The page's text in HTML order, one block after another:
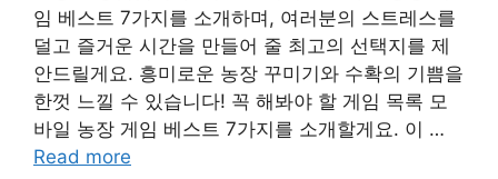
임 베스트 7가지를 소개하며, 여러분의 스트레스를
덜고 즐거운 시간을 만들어 줄 최고의 선택지를 제
안드릴게요. 흥미로운 농장 꾸미기와 수확의 기쁨을
한껏 느낄 수 있습니다! 꼭 해봐야 할 게임 목록 모
바일 농장 게임 베스트 7가지를 소개할게요. 이 …
Read more